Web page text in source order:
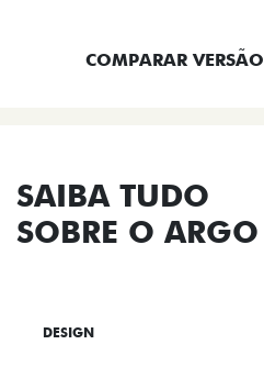
COMPARAR VERSÃO
SAIBA TUDO
SOBRE O ARGO
DESIGN